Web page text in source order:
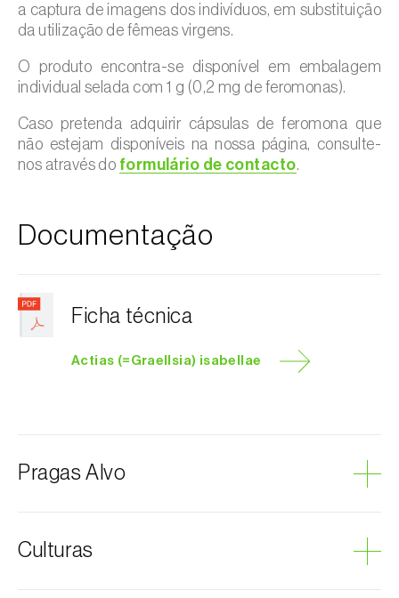
a captura de imagens dos indivíduos, em substituição
da utilização de fêmeas virgens.
O produto encontra-se disponível em embalagem
individual selada com 1 g (0,2 mg de feromonas).
Caso pretenda adquirir cápsulas de feromona que
não estejam disponíveis na nossa página, consulte-
nos através do formulário de contacto.
Documentação
Ficha técnica
Actias (=Graellsia) isabellae
Pragas Alvo
Culturas